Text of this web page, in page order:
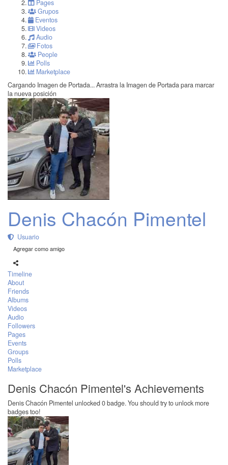
Pages
Grupos
Eventos
Videos
Audio
Fotos
People
Polls
Marketplace
Cargando Imagen de Portada... Arrastra la Imagen de Portada para marcar
la nueva posición
Denis Chacón Pimentel
Usuario
Agregar como amigo
Timeline
About
Friends
Albums
Videos
Audio
Followers
Pages
Events
Groups
Polls
Marketplace
Denis Chacón Pimentel's Achievements
Denis Chacón Pimentel unlocked 0 badge. You should try to unlock more
badges too!